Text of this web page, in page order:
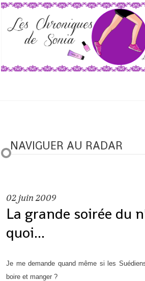
NAVIGUER AU RADAR
02 juin 2009
La grande soirée du
quoi...
Je me demande quand même si les
boire et manger ?